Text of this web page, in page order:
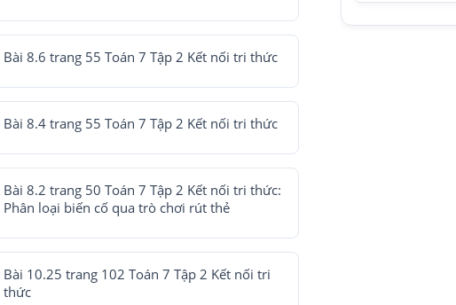
Bài 8.6 trang 55 Toán 7 Tập 2 Kết nối tri thức
Bài 8.4 trang 55 Toán 7 Tập 2 Kết nối tri thức
Bài 8.2 trang 50 Toán 7 Tập 2 Kết nối tri thức:
Phân loại biến cố qua trò chơi rút thẻ
Bài 10.25 trang 102 Toán 7 Tập 2 Kết nối tri
thức